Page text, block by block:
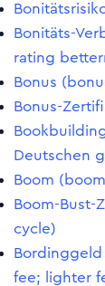
Bonitäts-
rating
Bonus
Bonus-
Deutschen
Boom
Boom-Bust-
cycle)
fee; lighter